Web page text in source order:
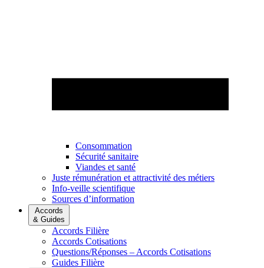
Consommation
Sécurité sanitaire
Viandes et santé
Juste rémunération et attractivité des métiers
Info-veille scientifique
Sources d’information
Accords
& Guides
Accords Filière
Accords Cotisations
Questions/Réponses – Accords Cotisations
Guides Filière